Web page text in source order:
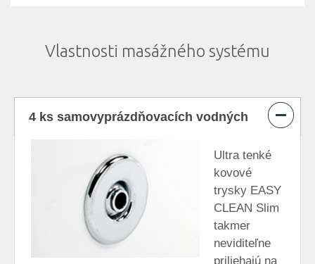
Vlastnosti masážného systému
4 ks samovyprázdňovacích vodných
trysiek EasyClean® Slim
Ultra tenké
kovové
trysky EASY
CLEAN Slim
takmer
neviditeľne
priliehajú na